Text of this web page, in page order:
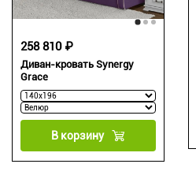
Диван-кровать Synergy
Grace
258 810 ₽
В корзину